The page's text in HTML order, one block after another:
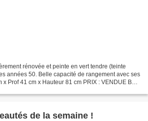
rénovée et peinte en vert tendre (teinte
années 50. Belle capacité de rangement avec ses
Prof 41 cm x Hauteur 81 cm PRIX : VENDUE Bout
de la semaine !